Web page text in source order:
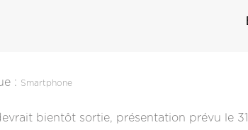
: Smartphone
bientôt sortie, présentation prévu le